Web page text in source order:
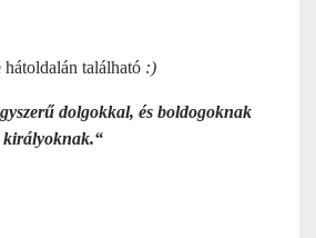
található :)
dolgokkal, és boldogoknak